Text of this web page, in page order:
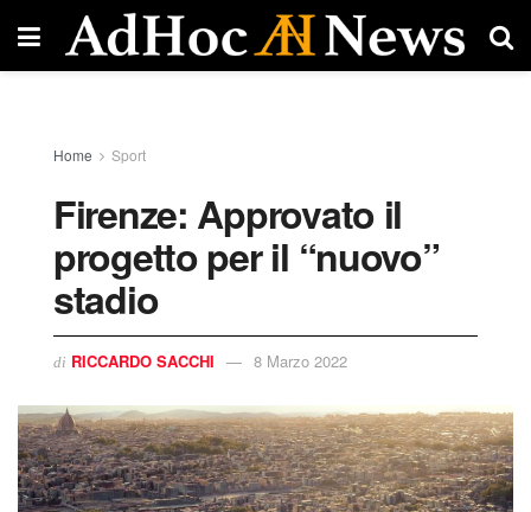
Home Sport
Firenze: Approvato il
progetto per il “nuovo”
stadio
di RICCARDO SACCHI 8 Marzo 2022